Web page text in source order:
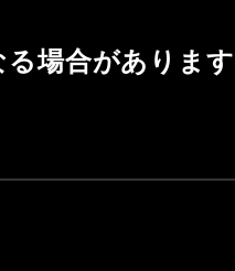
る場合がありま